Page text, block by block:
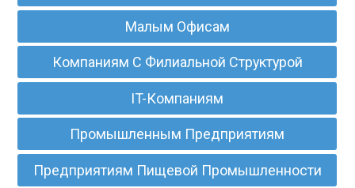
Малым Офисам
Компаниям С Филиальной Структурой
IT-Компаниям
Промышленным Предприятиям
Предприятиям Пищевой Промышленности